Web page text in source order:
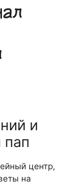
и
центр,
на